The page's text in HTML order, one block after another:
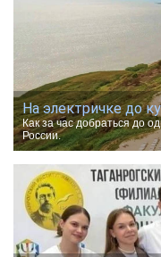
На электричке до
Как за час добраться до
России.